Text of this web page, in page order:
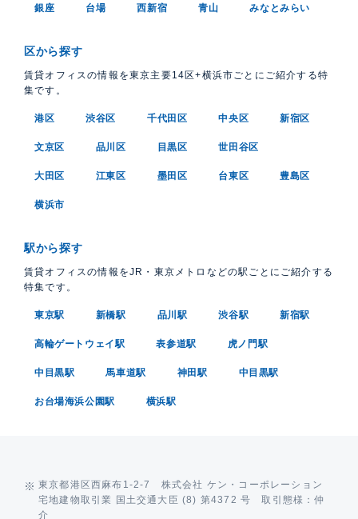
銀座 台場 西新宿 青山 みなとみらい
区から探す
賃貸オフィスの情報を東京主要14区+横浜市ごとにご紹介する特
集です。
港区 渋谷区 千代田区 中央区 新宿区
文京区 品川区 目黒区 世田谷区
大田区 江東区 墨田区 台東区 豊島区
横浜市
駅から探す
賃貸オフィスの情報をJR・東京メトロなどの駅ごとにご紹介する
特集です。
東京駅 新橋駅 品川駅 渋谷駅 新宿駅
高輪ゲートウェイ駅 表参道駅 虎ノ門駅
中目黒駅 馬車道駅 神田駅 中目黒駅
お台場海浜公園駅 横浜駅
東京都港区西麻布1-2-7 株式会社 ケン・コーポレーション
宅地建物取引業 国土交通大臣 (8) 第4372 号 取引態様：仲
介